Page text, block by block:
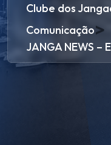
Clube dos
Comunicação>
JANGA NEWS –